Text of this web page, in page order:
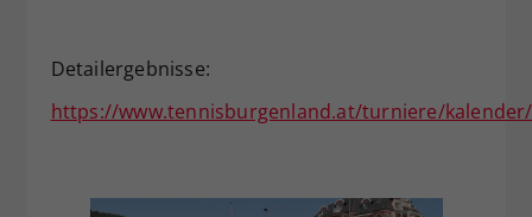
Detailergebnisse:
https://www.tennisburgenland.at/turniere/